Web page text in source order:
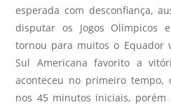
esperada com desconfiança,
disputar os Jogos Olímpicos
tornou para muitos o Equador
Sul Americana favorito a
aconteceu no primeiro
nos 45 minutos iniciais, porém